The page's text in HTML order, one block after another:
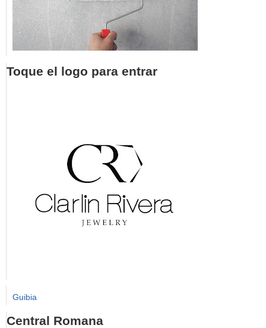
Toque el logo para entrar
Guibia
Central Romana